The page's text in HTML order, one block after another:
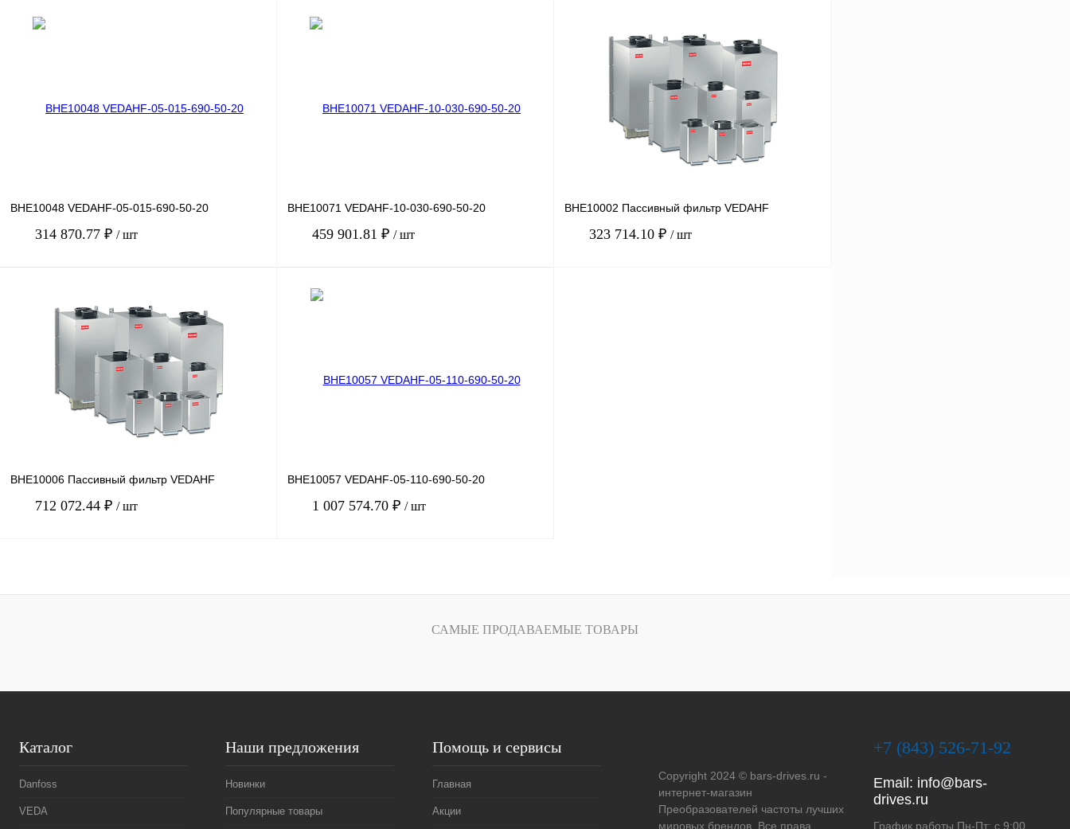
Купить в 1 клик Сравнение
В избранное Под заказ
BHE10048 VEDAHF-05-015-690-50-20
314 870.77 ₽ / шт
Купить в 1 клик Сравнение
В избранное Под заказ
BHE10071 VEDAHF-10-030-690-50-20
459 901.81 ₽ / шт
BHE10002 Пассивный фильтр VEDAHF
323 714.10 ₽ / шт
BHE10006 Пассивный фильтр VEDAHF
712 072.44 ₽ / шт
BHE10057 VEDAHF-05-110-690-50-20
1 007 574.70 ₽ / шт
САМЫЕ ПРОДАВАЕМЫЕ ТОВАРЫ
Каталог
Danfoss
VEDA
Наши предложения
Новинки
Популярные товары
Помощь и сервисы
Главная
Акции
Copyright 2024 © bars-drives.ru -
интернет-магазин
Преобразователей частоты лучших
мировых брендов. Все права
+7 (843) 526-71-92
Email: info@bars-
drives.ru
График работы Пн-Пт: с 9:00